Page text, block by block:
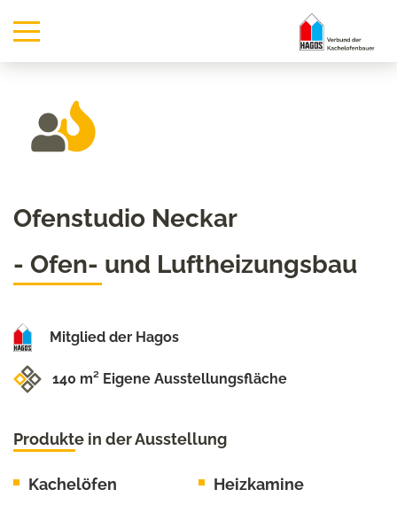
Ofenstudio Neckar
- Ofen- und Luftheizungsbau
Mitglied der Hagos
140 m² Eigene Ausstellungsfläche
Produkte in der Ausstellung
Kachelöfen
Heizkamine